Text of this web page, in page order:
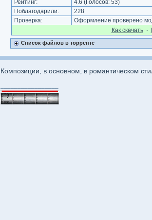
Рейтинг: 4.6 (Голосов: 53)
Поблагодарили:
228
Проверка:
Оформление проверено
Как cкачать·
Список файлов в торренте
Композиции, в основном, в романтическом